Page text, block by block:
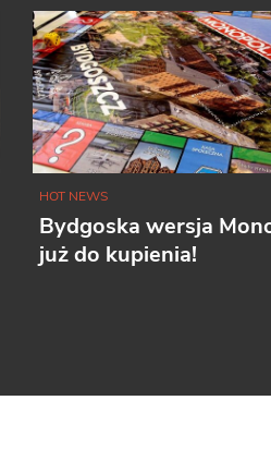
HOT NEWS
Bydgoska wersja
już do kupienia!